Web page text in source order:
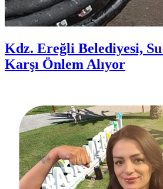
Kdz. Ereğli Belediyesi, Su
Karşı Önlem Alıyor